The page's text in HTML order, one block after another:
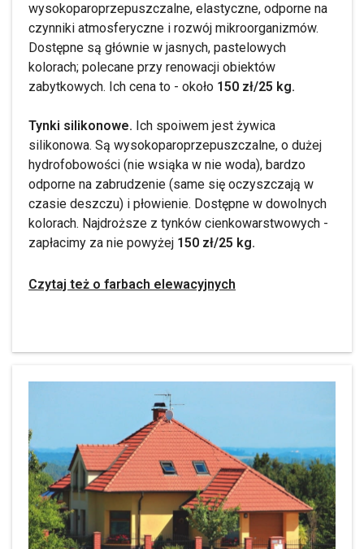
wysokoparoprzepuszczalne, elastyczne, odporne na
czynniki atmosferyczne i rozwój mikroorganizmów.
Dostępne są głównie w jasnych, pastelowych
kolorach; polecane przy renowacji obiektów
zabytkowych. Ich cena to - około 150 zł/25 kg.
Tynki silikonowe. Ich spoiwem jest żywica
silikonowa. Są wysokoparoprzepuszczalne, o dużej
hydrofobowości (nie wsiąka w nie woda), bardzo
odporne na zabrudzenie (same się oczyszczają w
czasie deszczu) i płowienie. Dostępne w dowolnych
kolorach. Najdroższe z tynków cienkowarstwowych -
zapłacimy za nie powyżej 150 zł/25 kg.
Czytaj też o farbach elewacyjnych